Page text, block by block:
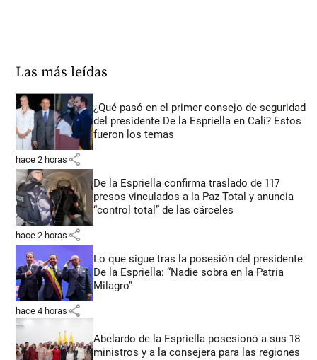
Las más leídas
¿Qué pasó en el primer consejo de seguridad
del presidente De la Espriella en Cali? Estos
fueron los temas
hace 2 horas share
De la Espriella confirma traslado de 117
presos vinculados a la Paz Total y anuncia
“control total” de las cárceles
hace 2 horas share
Lo que sigue tras la posesión del presidente
De la Espriella: “Nadie sobra en la Patria
Milagro”
hace 4 horas share
Abelardo de la Espriella posesionó a sus 18
ministros y a la consejera para las regiones